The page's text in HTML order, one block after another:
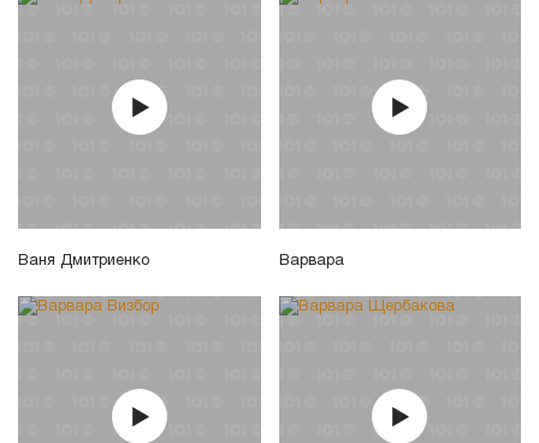
Ваня Дмитриенко Варвара